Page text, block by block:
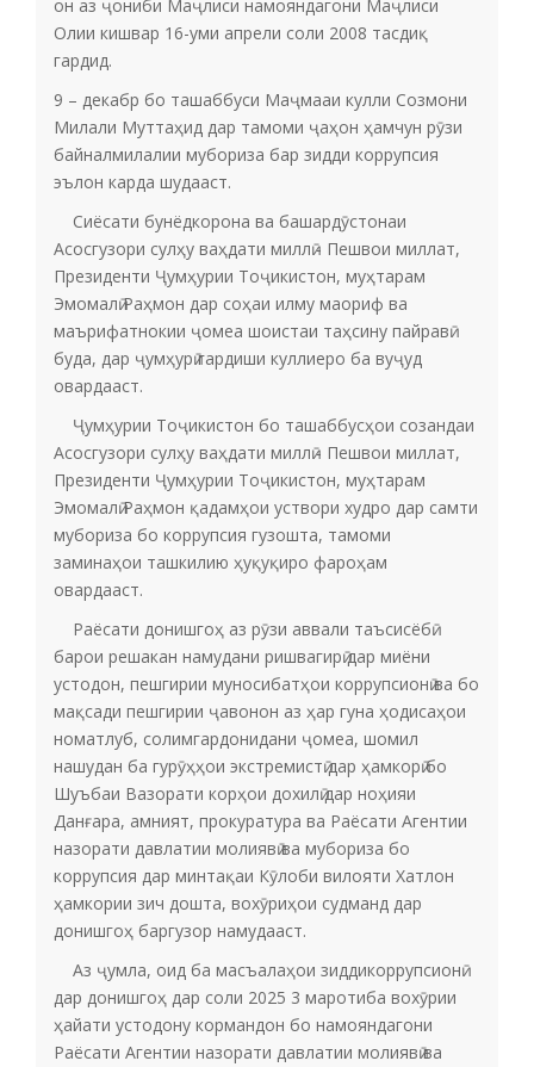
он аз ҷониби Маҷлиси намояндагони Маҷлиси
Олии кишвар 16-уми апрели соли 2008 тасдиқ
гардид.
9 – декабр бо ташаббуси Маҷмааи кулли Созмони
Милали Муттаҳид дар тамоми ҷаҳон ҳамчун рӯзи
байналмилалии мубориза бар зидди коррупсия
эълон карда шудааст.
Сиёсати бунёдкорона ва башардӯстонаи
Асосгузори сулҳу ваҳдати миллӣ - Пешвои миллат,
Президенти Ҷумҳурии Тоҷикистон, муҳтарам
Эмомалӣ Раҳмон дар соҳаи илму маориф ва
маърифатнокии ҷомеа шоистаи таҳсину пайравӣ
буда, дар ҷумҳурӣ гардиши куллиеро ба вуҷуд
овардааст.
Ҷумҳурии Тоҷикистон бо ташаббусҳои созандаи
Асосгузори сулҳу ваҳдати миллӣ - Пешвои миллат,
Президенти Ҷумҳурии Тоҷикистон, муҳтарам
Эмомалӣ Раҳмон қадамҳои уствори худро дар самти
мубориза бо коррупсия гузошта, тамоми
заминаҳои ташкилию ҳуқуқиро фароҳам
овардааст.
Раёсати донишгоҳ аз рӯзи аввали таъсисёбӣ
барои решакан намудани ришвагирӣ дар миёни
устодон, пешгирии муносибатҳои коррупсионӣ ва бо
мақсади пешгирии ҷавонон аз ҳар гуна ҳодисаҳои
номатлуб, солимгардонидани ҷомеа, шомил
нашудан ба гурӯҳҳои экстремистӣ дар ҳамкорӣ бо
Шуъбаи Вазорати корҳои дохилӣ дар ноҳияи
Данғара, амният, прокуратура ва Раёсати Агентии
назорати давлатии молиявӣ ва мубориза бо
коррупсия дар минтақаи Кӯлоби вилояти Хатлон
ҳамкории зич дошта, вохӯриҳои судманд дар
донишгоҳ баргузор намудааст.
Аз ҷумла, оид ба масъалаҳои зиддикоррупсионӣ
дар донишгоҳ дар соли 2025 3 маротиба вохӯрии
ҳайати устодону кормандон бо намояндагони
Раёсати Агентии назорати давлатии молиявӣ ва